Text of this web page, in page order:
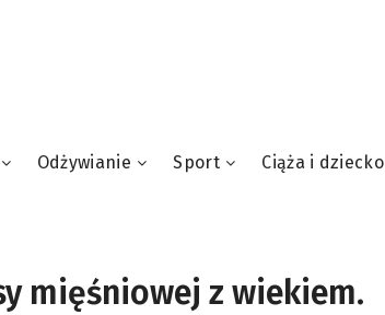
Odżywianie Sport Ciąża i dziecko
mięśniowej z wiekiem.